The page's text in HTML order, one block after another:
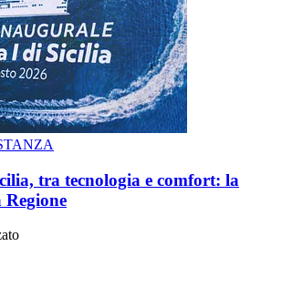
tra tecnologia e comfort: la
Regione